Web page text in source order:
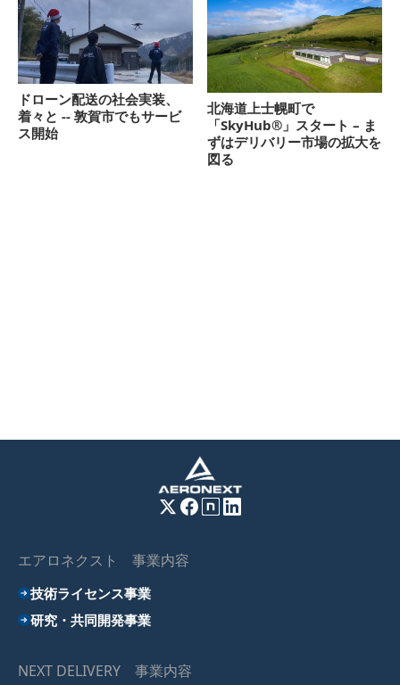
ドローン配送の社会実装、
着々と -- 敦賀市でもサービ
ス開始
北海道上士幌町で
「SkyHub®︎」スタート – ま
ずはデリバリー市場の拡大を
図る
エアロネクスト 事業内容
技術ライセンス事業
研究・共同開発事業
NEXT DELIVERY 事業内容